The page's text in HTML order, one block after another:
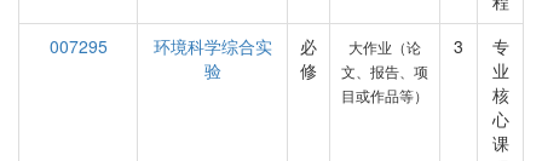
007295
环境科学综合实
验
必
修
大作业（论
文、报告、项
目或作品等）
3
专
业
核
心
课